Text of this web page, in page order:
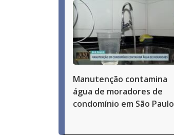
Manutenção contamina
água de moradores de
condomínio em São Paulo